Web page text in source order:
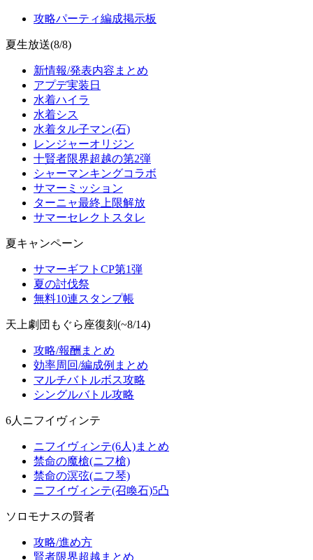
攻略パーティ編成掲示板
夏生放送(8/8)
新情報/発表内容まとめ
アプデ実装日
水着ハイラ
水着シス
水着タル子マン(石)
レンジャーオリジン
十賢者限界超越の第2弾
シャーマンキングコラボ
サマーミッション
ターニャ最終上限解放
サマーセレクトスタレ
夏キャンペーン
サマーギフトCP第1弾
夏の討伐祭
無料10連スタンプ帳
天上劇団もぐら座復刻(~8/14)
攻略/報酬まとめ
効率周回/編成例まとめ
マルチバトルボス攻略
シングルバトル攻略
6人ニフイヴィンテ
ニフイヴィンテ(6人)まとめ
禁命の魔槍(ニフ槍)
禁命の溟弦(ニフ琴)
ニフイヴィンテ(召喚石)5凸
ソロモナスの賢者
攻略/進め方
賢者限界超越まとめ